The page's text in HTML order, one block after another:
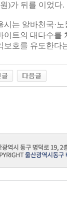
)가 뒤를 이었다.
시는 알바천국·
이트의 대다수를
보호를 유도한다